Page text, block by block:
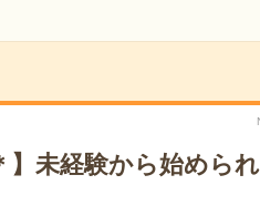
】未経験から始められ